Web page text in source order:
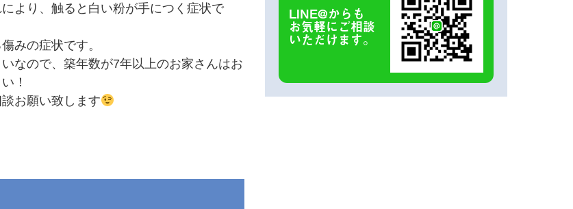
より、触ると白い粉が手につく症状で
みの症状です。
なので、築年数が7年以上のお家さんはお
！
お願い致します
LINE@からも
お気軽にご相談
いただけます。